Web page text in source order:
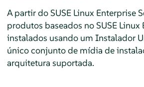
A partir do SUSE Linux Enterprise
produtos baseados no SUSE Linux
instalados usando um Instalador
único conjunto de mídia de
arquitetura suportada.